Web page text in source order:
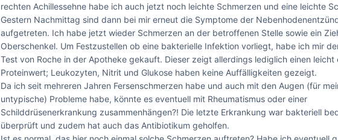
rechten Achillessehne habe ich auch jetzt noch leichte Schmerzen und eine leichte
Gestern Nachmittag sind dann bei mir erneut die Symptome der
aufgetreten. Ich habe jetzt wieder Schmerzen an der betroffenen Stelle sowie ein
Oberschenkel. Um Festzustellen ob eine bakterielle Infektion vorliegt, habe ich mir
Test von Roche in der Apotheke gekauft. Dieser zeigt allerdings lediglich einen leicht
Proteinwert; Leukozyten, Nitrit und Glukose haben keine Auffälligkeiten gezeigt.
Da ich seit mehreren Jahren Fersenschmerzen habe und auch mit den Augen (für
untypische) Probleme habe, könnte es eventuell mit Rheumatismus oder einer
Schilddrüsenerkrankung zusammenhängen?! Die letzte Erkrankung war bakteriell
überprüft und zudem hat auch das Antibiotikum geholfen.